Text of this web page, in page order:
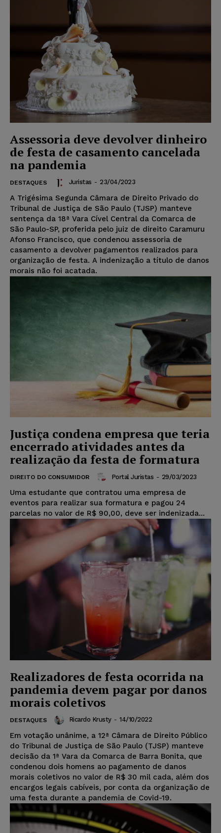
Assessoria deve devolver dinheiro
de festa de casamento cancelada
na pandemia
DESTAQUES Juristas - 23/04/2023
A Trigésima Segunda Câmara de Direito Privado do
Tribunal de Justiça de São Paulo (TJSP) manteve
sentença da 18ª Vara Cível Central da Comarca de
São Paulo-SP, proferida pelo juiz de direito Caramuru
Afonso Francisco, que condenou assessoria de
casamento a devolver pagamentos realizados para
organização de festa. A indenização a título de danos
morais não foi acatada.
Justiça condena empresa que teria
encerrado atividades antes da
realização da festa de formatura
DIREITO DO CONSUMIDOR Portal Juristas - 29/03/2023
Uma estudante que contratou uma empresa de
eventos para realizar sua formatura e pagou 24
parcelas no valor de R$ 90,00, deve ser indenizada...
Realizadores de festa ocorrida na
pandemia devem pagar por danos
morais coletivos
DESTAQUES Ricardo Krusty - 14/10/2022
Em votação unânime, a 12ª Câmara de Direito Público
do Tribunal de Justiça de São Paulo (TJSP) manteve
decisão da 1ª Vara da Comarca de Barra Bonita, que
condenou dois homens ao pagamento de danos
morais coletivos no valor de R$ 30 mil cada, além dos
encargos legais cabíveis, por conta da organização de
uma festa durante a pandemia de Covid-19.